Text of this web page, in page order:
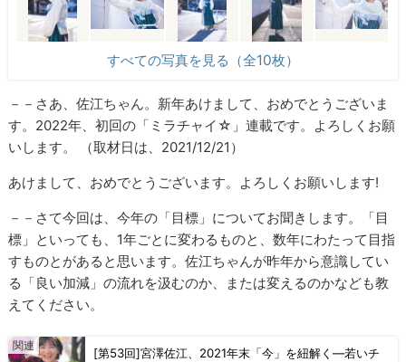
すべての写真を見る（全10枚）
－－さあ、佐江ちゃん。新年あけまして、おめでとうございま
す。2022年、初回の「ミラチャイ☆」連載です。よろしくお願
いします。 （取材日は、2021/12/21）
あけまして、おめでとうございます。よろしくお願いします!
－－さて今回は、今年の「目標」についてお聞きします。「目
標」といっても、1年ごとに変わるものと、数年にわたって目指
すものとがあると思います。佐江ちゃんが昨年から意識してい
る「良い加減」の流れを汲むのか、または変えるのかなども教
えてください。
[第53回]宮澤佐江、2021年末「今」を紐解く―若いチ